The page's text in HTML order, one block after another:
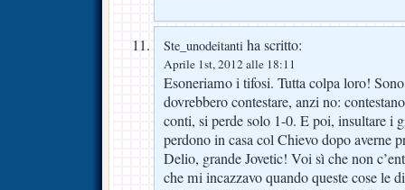
Ste_unodeitanti ha scritto:
Aprile 1st, 2012 alle 18:11
Esoneriamo i tifosi. Tutta colpa loro!
dovrebbero contestare, anzi no:
conti, si perde solo 1-0. E poi, insultare i
perdono in casa col Chievo dopo averne
Delio, grande Jovetic! Voi sì che non
che mi incazzavo quando queste cose le